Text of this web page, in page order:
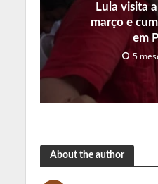
Lula visita
março e
em
5
About the author